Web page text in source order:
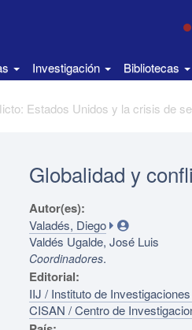
Investigación Bibliotecas
Estados Unidos y la crisis de
Globalidad y
Autor(es):
Valadés, Diego
Valdés Ugalde, José Luis
Coordinadores.
Editorial:
IIJ / Instituto de
CISAN / Centro de